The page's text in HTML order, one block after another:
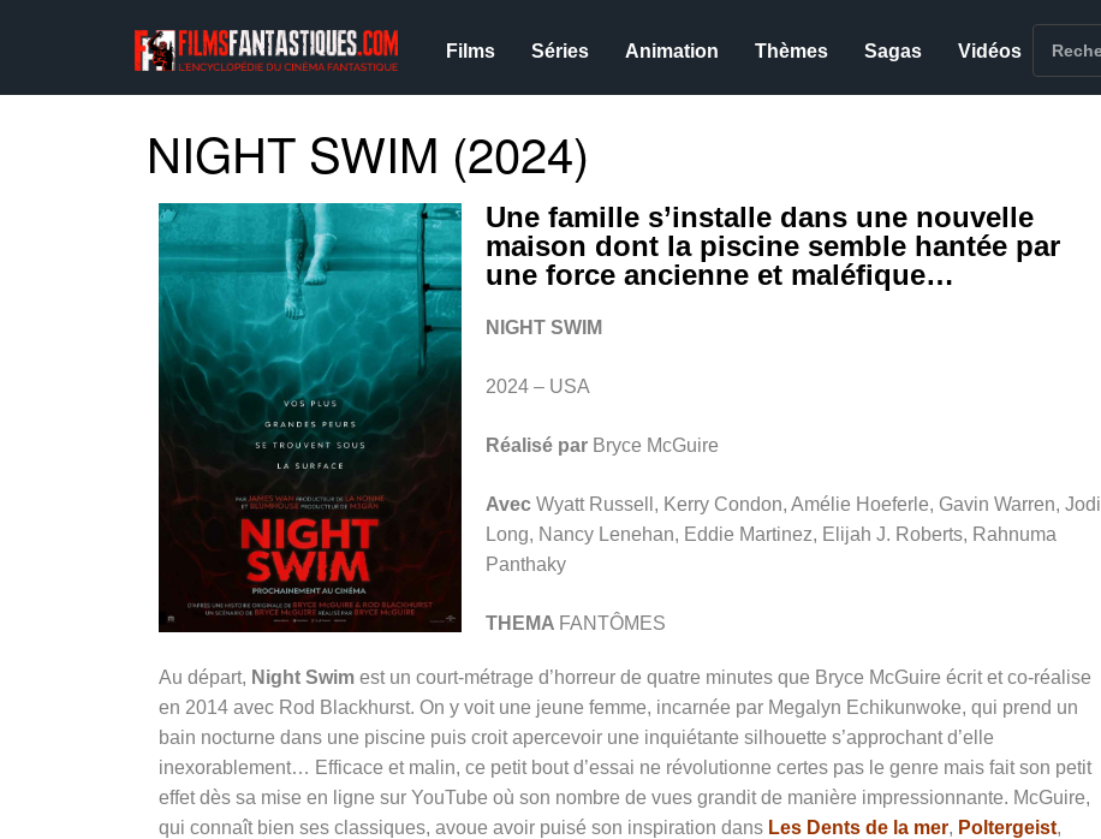
Films Séries Animation Thèmes Sagas Vidéos
NIGHT SWIM (2024)
Une famille s’installe dans une nouvelle
maison dont la piscine semble hantée par
une force ancienne et maléfique…
NIGHT SWIM
2024 – USA
Réalisé par Bryce McGuire
Avec Wyatt Russell, Kerry Condon, Amélie Hoeferle, Gavin Warren, Jodi
Long, Nancy Lenehan, Eddie Martinez, Elijah J. Roberts, Rahnuma
Panthaky
THEMA FANTÔMES
Au départ, Night Swim est un court-métrage d’horreur de quatre minutes que Bryce McGuire écrit et co-réalise
en 2014 avec Rod Blackhurst. On y voit une jeune femme, incarnée par Megalyn Echikunwoke, qui prend un
bain nocturne dans une piscine puis croit apercevoir une inquiétante silhouette s’approchant d’elle
inexorablement… Efficace et malin, ce petit bout d’essai ne révolutionne certes pas le genre mais fait son petit
effet dès sa mise en ligne sur YouTube où son nombre de vues grandit de manière impressionnante. McGuire,
qui connaît bien ses classiques, avoue avoir puisé son inspiration dans Les Dents de la mer, Poltergeist,